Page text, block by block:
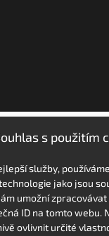
s použitím
služby,
jako jsou
umožní
ID na tomto webu.
ovlivnit určité